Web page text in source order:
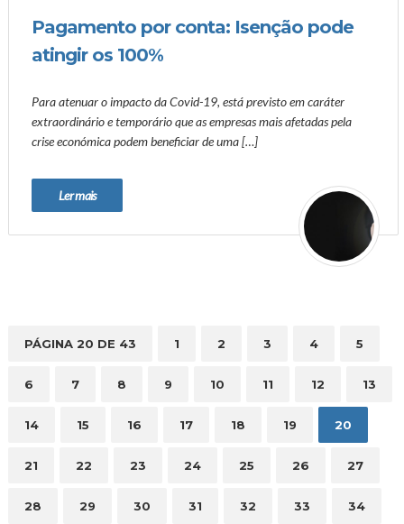
Pagamento por conta: Isenção pode
atingir os 100%
Para atenuar o impacto da Covid-19, está previsto em caráter
extraordinário e temporário que as empresas mais afetadas pela
crise económica podem beneficiar de uma […]
Ler mais
PÁGINA 20 DE 43 1 2 3 4 5
6 7 8 9 10 11 12 13
14 15 16 17 18 19 20
21 22 23 24 25 26 27
28 29 30 31 32 33 34